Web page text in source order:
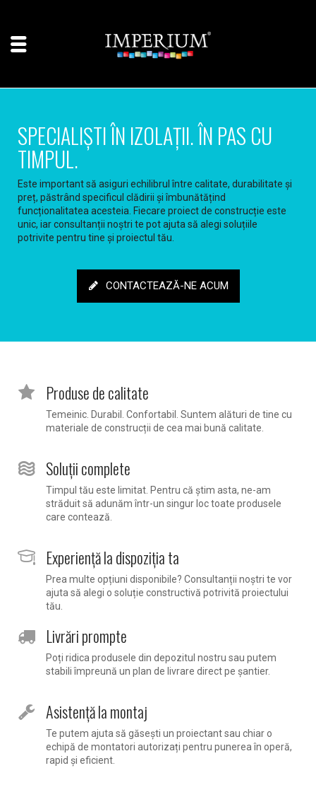
SPECIALIȘTI ÎN IZOLAȚII. ÎN PAS CU
TIMPUL.
Este important să asiguri echilibrul între calitate, durabilitate și
preț, păstrând specificul clădirii și îmbunătățind
funcționalitatea acesteia. Fiecare proiect de construcție este
unic, iar consultanții noștri te pot ajuta să alegi soluțiile
potrivite pentru tine și proiectul tău.
CONTACTEAZĂ-NE ACUM
Produse de calitate
Temeinic. Durabil. Confortabil. Suntem alături de tine cu
materiale de construcții de cea mai bună calitate.
Soluții complete
Timpul tău este limitat. Pentru că știm asta, ne-am
străduit să adunăm într-un singur loc toate produsele
care contează.
Experiență la dispoziția ta
Prea multe opțiuni disponibile? Consultanții noștri te vor
ajuta să alegi o soluție constructivă potrivită proiectului
tău.
Livrări prompte
Poți ridica produsele din depozitul nostru sau putem
stabili împreună un plan de livrare direct pe șantier.
Asistență la montaj
Te putem ajuta să găsești un proiectant sau chiar o
echipă de montatori autorizați pentru punerea în operă,
rapid și eficient.